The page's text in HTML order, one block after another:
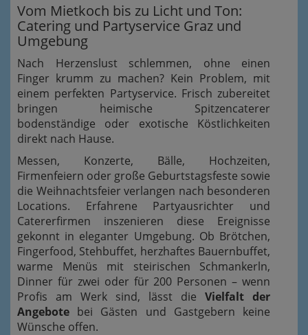
Vom Mietkoch bis zu Licht und Ton:
Catering und Partyservice Graz und
Umgebung
Nach Herzenslust schlemmen, ohne einen
Finger krumm zu machen? Kein Problem, mit
einem perfekten Partyservice. Frisch zubereitet
bringen heimische Spitzencaterer
bodenständige oder exotische Köstlichkeiten
direkt nach Hause.
Messen, Konzerte, Bälle, Hochzeiten,
Firmenfeiern oder große Geburtstagsfeste sowie
die Weihnachtsfeier verlangen nach besonderen
Locations. Erfahrene Partyausrichter und
Catererfirmen inszenieren diese Ereignisse
gekonnt in eleganter Umgebung. Ob Brötchen,
Fingerfood, Stehbuffet, herzhaftes Bauernbuffet,
warme Menüs mit steirischen Schmankerln,
Dinner für zwei oder für 200 Personen – wenn
Profis am Werk sind, lässt die Vielfalt der
Angebote bei Gästen und Gastgebern keine
Wünsche offen.